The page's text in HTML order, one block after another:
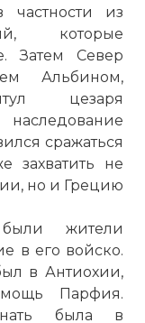
из
которые
Затем Север
Альбином,
цезаря
сражаться
захватить не
но и Грецию
жители
в его войско.
в Антиохии,
Парфия.
была в